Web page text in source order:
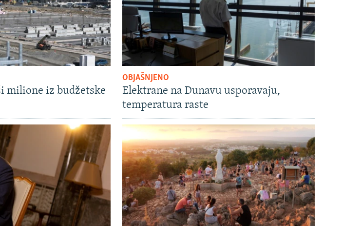
milione iz budžetske
OBJAŠNJENO
Elektrane na Dunavu usporavaju,
temperatura raste